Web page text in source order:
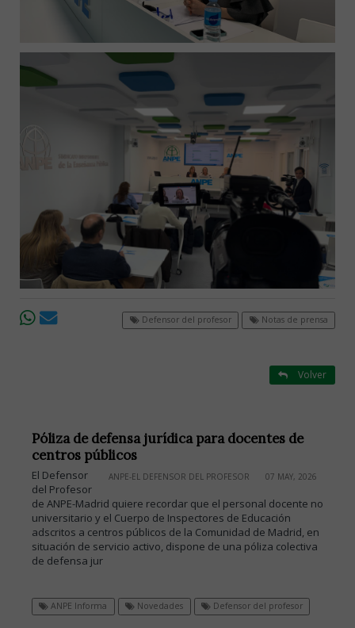
Defensor del profesor Notas de prensa
Volver
Póliza de defensa jurídica para docentes de
centros públicos
ANPE-EL DEFENSOR DEL PROFESOR 07 MAY, 2026
El Defensor
del Profesor
de ANPE-Madrid quiere recordar que el personal docente no
universitario y el Cuerpo de Inspectores de Educación
adscritos a centros públicos de la Comunidad de Madrid, en
situación de servicio activo, dispone de una póliza colectiva
de defensa jur
ANPE Informa Novedades Defensor del profesor